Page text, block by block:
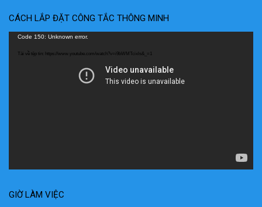
CÁCH LẮP ĐẶT CÔNG TẮC THÔNG MINH
Trình
Video
Code 150: Unknown error.
Tải về tệp tin: https://www.youtube.com/watch?v=i9bWMTcixls&_=1
GIỜ LÀM VIỆC